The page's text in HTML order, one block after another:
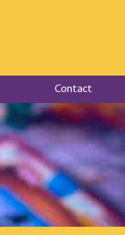
Contact